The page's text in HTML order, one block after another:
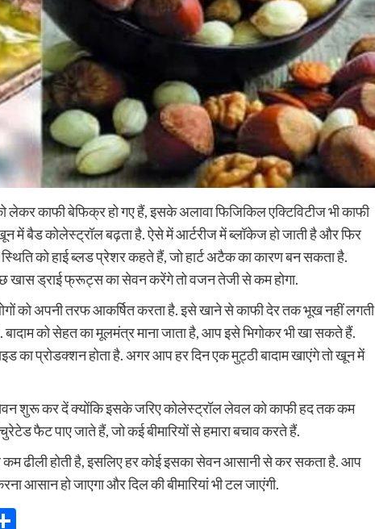
लेकर काफी बेफिक्र हो गए हैं, इसके अलावा फिजिकिल एक्टिविटीज भी काफी
बैड कोलेस्ट्रॉल बढ़ता है. ऐसे में आर्टरीज में ब्लॉकेज हो जाती है और फिर
को हाई ब्लड प्रेशर कहते हैं, जो हार्ट अटैक का कारण बन सकता है.
खास ड्राई फ्रूट्स का सेवन करेंगे तो वजन तेजी से कम होगा.
को अपनी तरफ आकर्षित करता है. इसे खाने से काफी देर तक भूख नहीं लगती
को सेहत का मूलमंत्र माना जाता है, आप इसे भिगोकर भी खा सकते हैं.
का प्रोडक्शन होता है. अगर आप हर दिन एक मुट्ठी बादाम खाएंगे तो खून में
शुरू कर दें क्योंकि इसके जरिए कोलेस्ट्रॉल लेवल को काफी हद तक कम
फैट पाए जाते हैं, जो कई बीमारियों से हमारा बचाव करते हैं.
ढीली होती है, इसलिए हर कोई इसका सेवन आसानी से कर सकता है. आप
आसान हो जाएगा और दिल की बीमारियां भी टल जाएंगी.